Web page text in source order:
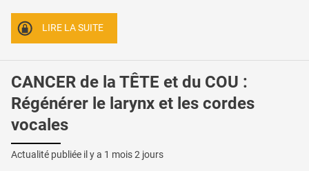
LIRE LA SUITE
CANCER de la TÊTE et du COU :
Régénérer le larynx et les cordes
vocales
Actualité publiée il y a 1 mois 2 jours